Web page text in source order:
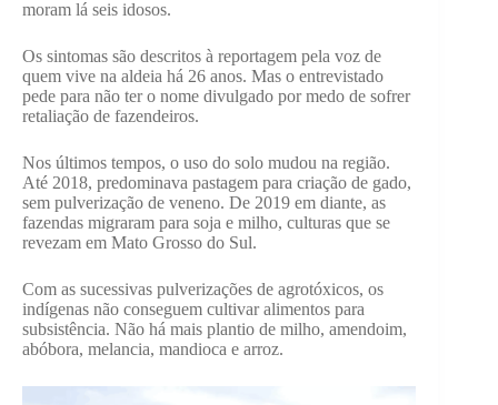
moram lá seis idosos.
Os sintomas são descritos à reportagem pela voz de
quem vive na aldeia há 26 anos. Mas o entrevistado
pede para não ter o nome divulgado por medo de sofrer
retaliação de fazendeiros.
Nos últimos tempos, o uso do solo mudou na região.
Até 2018, predominava pastagem para criação de gado,
sem pulverização de veneno. De 2019 em diante, as
fazendas migraram para soja e milho, culturas que se
revezam em Mato Grosso do Sul.
Com as sucessivas pulverizações de agrotóxicos, os
indígenas não conseguem cultivar alimentos para
subsistência. Não há mais plantio de milho, amendoim,
abóbora, melancia, mandioca e arroz.